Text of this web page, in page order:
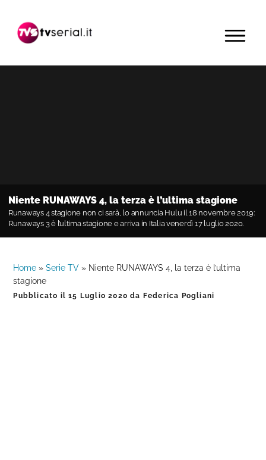
navigazione
contenuto
barra
primaria
MENU
Niente RUNAWAYS 4, la terza è l’ultima stagione
Runaways 4 stagione non ci sarà, lo annuncia Hulu il 18 novembre 2019:
Runaways 3 è l’ultima stagione e arriva in Italia venerdì 17 luglio 2020.
Home »Serie TV » Niente RUNAWAYS 4, la terza è l’ultima
stagione
Pubblicato il15 Luglio 2020 da Federica Pogliani